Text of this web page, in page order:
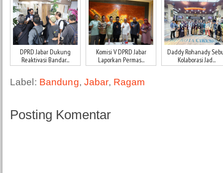
DPRD Jabar Dukung
Reaktivasi Bandar...
Komisi V DPRD Jabar
Laporkan Permas...
Daddy Rohanady
Kolaborasi Jad...
Label: Bandung, Jabar, Ragam
Posting Komentar